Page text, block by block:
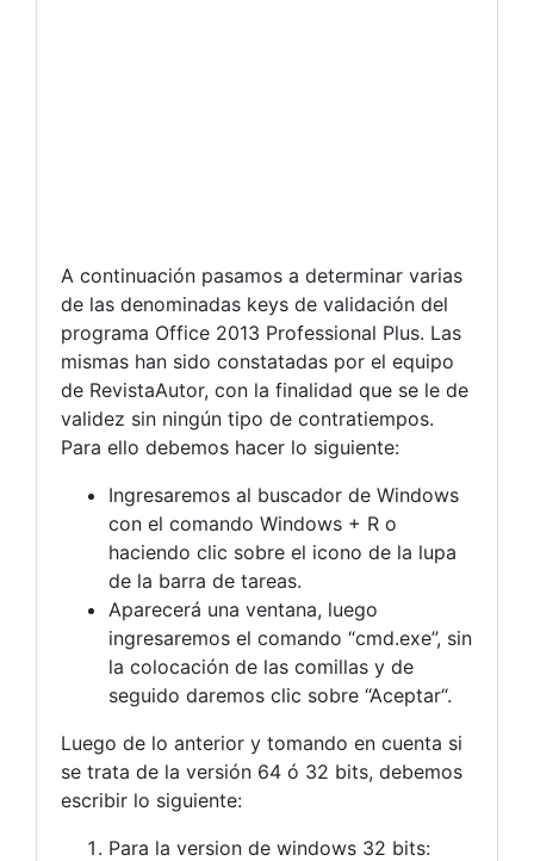
A continuación pasamos a determinar varias
de las denominadas keys de validación del
programa Office 2013 Professional Plus. Las
mismas han sido constatadas por el equipo
de RevistaAutor, con la finalidad que se le de
validez sin ningún tipo de contratiempos.
Para ello debemos hacer lo siguiente:
Ingresaremos al buscador de Windows
con el comando Windows + R o
haciendo clic sobre el icono de la lupa
de la barra de tareas.
Aparecerá una ventana, luego
ingresaremos el comando “cmd.exe”, sin
la colocación de las comillas y de
seguido daremos clic sobre “Aceptar“.
Luego de lo anterior y tomando en cuenta si
se trata de la versión 64 ó 32 bits, debemos
escribir lo siguiente:
Para la version de windows 32 bits: